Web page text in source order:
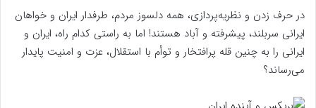
در حرف زدن و نظریه‌پردازی، همه دلسوز مردم، طرفدار ایران و خواهان
ایرانی سربلند، پیشرفته و آباد هستند! اما به راستی کدام راه، ایران و
ایرانی را به چنین قله پرافتخار و توأم با استقلال، عزت و امنیت پایدار
می‌رساند؟